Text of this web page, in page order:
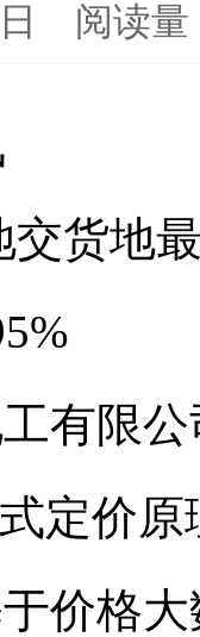
日 阅读
交货地
有限公
定价
价格